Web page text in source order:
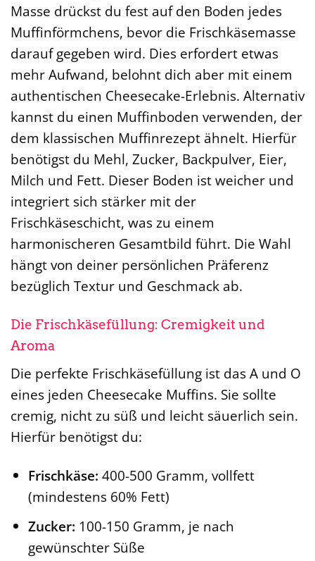
Masse drückst du fest auf den Boden jedes
Muffinförmchens, bevor die Frischkäsemasse
darauf gegeben wird. Dies erfordert etwas
mehr Aufwand, belohnt dich aber mit einem
authentischen Cheesecake-Erlebnis. Alternativ
kannst du einen Muffinboden verwenden, der
dem klassischen Muffinrezept ähnelt. Hierfür
benötigst du Mehl, Zucker, Backpulver, Eier,
Milch und Fett. Dieser Boden ist weicher und
integriert sich stärker mit der
Frischkäseschicht, was zu einem
harmonischeren Gesamtbild führt. Die Wahl
hängt von deiner persönlichen Präferenz
bezüglich Textur und Geschmack ab.
Die Frischkäsefüllung: Cremigkeit und
Aroma
Die perfekte Frischkäsefüllung ist das A und O
eines jeden Cheesecake Muffins. Sie sollte
cremig, nicht zu süß und leicht säuerlich sein.
Hierfür benötigst du:
Frischkäse: 400-500 Gramm, vollfett
(mindestens 60% Fett)
Zucker: 100-150 Gramm, je nach
gewünschter Süße